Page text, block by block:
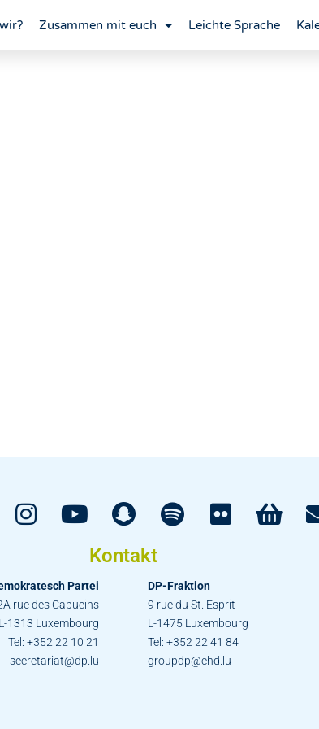
Zusammen mit euch Leichte Sprache
Kontakt
Partei
rue des Capucins
1313 Luxembourg
Tel: +352 22 10 21
secretariat@dp.lu
DP-Fraktion
9 rue du St. Esprit
L-1475 Luxembourg
Tel: +352 22 41 84
groupdp@chd.lu